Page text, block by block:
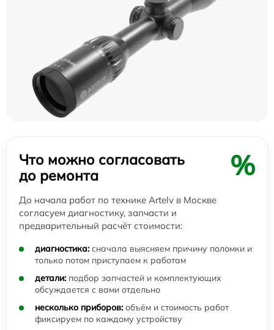
Что можно согласовать
до ремонта
%
До начала работ по технике Artelv в Москве
согласуем диагностику, запчасти и
предварительный расчёт стоимости:
диагностика: сначала выясняем причину поломки и
только потом приступаем к работам
детали: подбор запчастей и комплектующих
обсуждается с вами отдельно
несколько приборов: объём и стоимость работ
фиксируем по каждому устройству